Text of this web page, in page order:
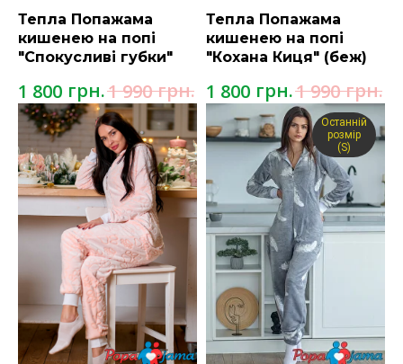
Тепла Попажама
кишенею на попі
"Спокусливі губки"
1 800 грн.1 990 грн.
Тепла Попажама
кишенею на попі
"Кохана Киця" (беж)
1 800 грн.1 990 грн.
Останній
розмір
(S)